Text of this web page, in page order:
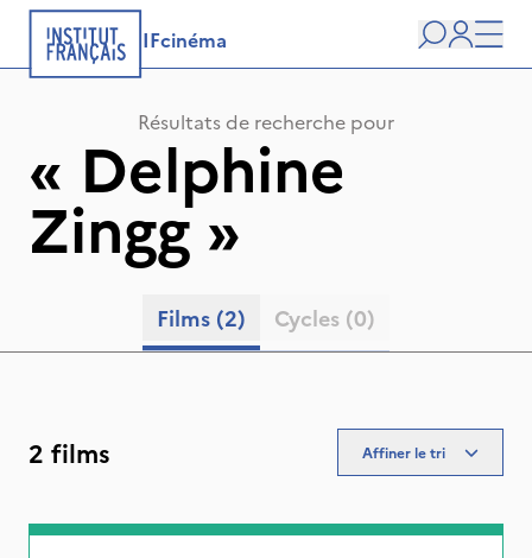
IFcinéma
user
Résultats de recherche pour
« Delphine
Zingg»
Films (2) Cycles (0)
2 films Affiner le tri